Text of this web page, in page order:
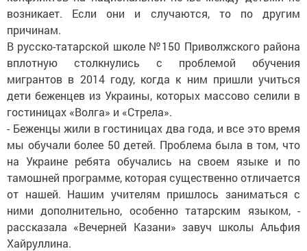
возникает. Если они и случаются, то по другим
причинам.
В русско-татарской школе №150 Приволжского района
вплотную столкнулись с проблемой обучения
мигрантов в 2014 году, когда к ним пришли учиться
дети беженцев из Украины, которых массово селили в
гостиницах «Волга» и «Стрела».
- Беженцы жили в гостиницах два года, и все это время
мы обучали более 50 детей. Проблема была в том, что
на Украине ребята обучались на своем языке и по
тамошней программе, которая существенно отличается
от нашей. Нашим учителям пришлось заниматься с
ними дополнительно, особенно татарским языком, -
рассказала «Вечерней Казани» завуч школы Альфия
Хайруллина.